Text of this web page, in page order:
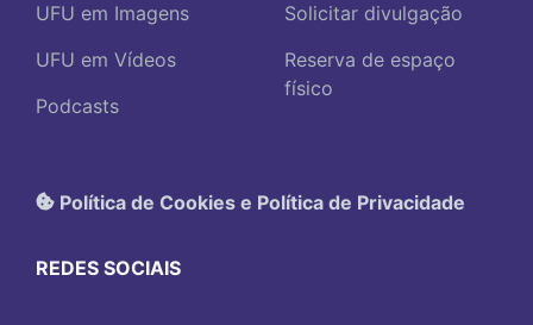
UFU em Imagens
UFU em Vídeos
Podcasts
Solicitar divulgação
Reserva de espaço
físico
Política de Cookies e Política de Privacidade
REDES SOCIAIS